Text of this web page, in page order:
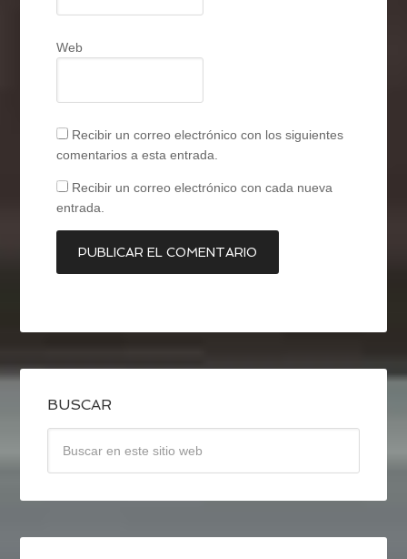
Web
Recibir un correo electrónico con los siguientes
comentarios a esta entrada.
Recibir un correo electrónico con cada nueva
entrada.
BUSCAR